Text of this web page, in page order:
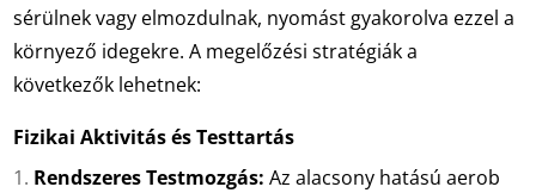
sérülnek vagy elmozdulnak, nyomást gyakorolva ezzel a
környező idegekre. A megelőzési stratégiák a
következők lehetnek:
Fizikai Aktivitás és Testtartás
Rendszeres Testmozgás: Az alacsony hatású aerob